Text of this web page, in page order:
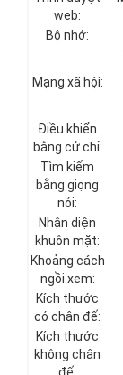
web:
Bộ nhớ:
Mạng xã hội:
Điều khiển
bằng cử chỉ:
Tìm kiếm
bằng giọng
nói:
Nhận diện
khuôn mặt:
Khoảng cách
ngồi xem:
Kích thước
có chân đế:
Kích thước
không chân
đế: